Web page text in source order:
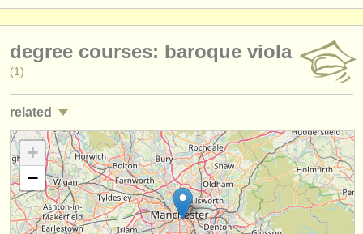
jobs - aufführung
jobs - verwaltung
degree courses
kurse
musikwettbewerbe
degree courses: baroque viola
(1)
related
jobs - aufführung: bratsche (45)
jobs - unterrichten: bratsche (2)
kurse/masterclass bratsche (18)
+
−